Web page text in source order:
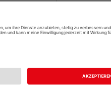
Ihr
Beim